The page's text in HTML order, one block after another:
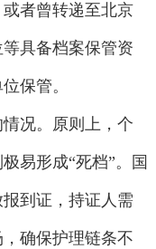
者曾转递至北京
具备档案保管资
保管。
情况。原则上，个
易形成“死档”。国
到证，持证人需
确保护理链条不